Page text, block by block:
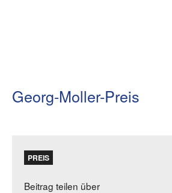
PREIS
Beitrag teilen über
Georg-Moller-Preis